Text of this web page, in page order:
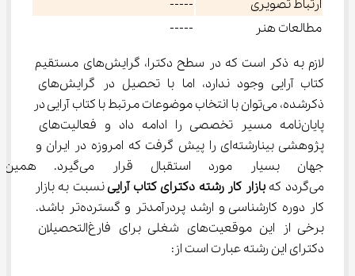
ارتباط تصویری
-----
مطالعات هنر
-----
لازم به ذکر است که در سطح دکترا، گرایش‌های مستقیم
کتاب آرایی وجود ندارد، اما با تحصیل در گرایش‌های
ذکرشده، می‌توان با انتخاب موضوعات مرتبط با کتاب آرایی در
پایان‌نامه مسیر تخصصی را ادامه داد و فعالیت‌های
پژوهشی بینارشته‌ای را پیش گرفت که امروزه در ایران و
جهان بسیار مورد استقبال
می‌گردد که
بازار کار رشته دکترای کتاب آرایی نسبت به بازار
کار دوره کارشناسی و ارشد پردرآمدتر و گسترده‌تر باشد.
برخی از این موقعیت‌های شغلی برای فارغ‌التحصیلان
دکترای این رشته عبارت است از: